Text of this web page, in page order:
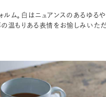
ム。白はニュアンスのあるゆるや
の温もりある表情をお愉しみいた